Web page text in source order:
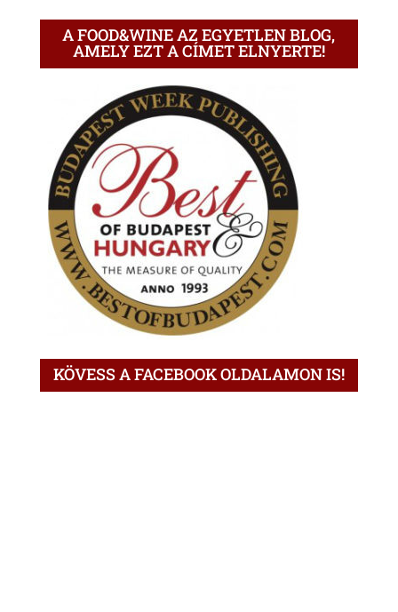
A FOOD&WINE AZ EGYETLEN BLOG,
AMELY EZT A CÍMET ELNYERTE!
KÖVESS A FACEBOOK OLDALAMON IS!